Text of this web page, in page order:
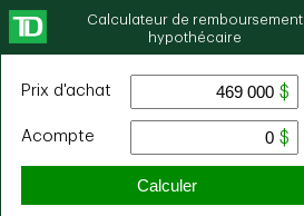
Calculateur de remboursement
hypothécaire
Prix ​​d'achat
Acompte
Calculer